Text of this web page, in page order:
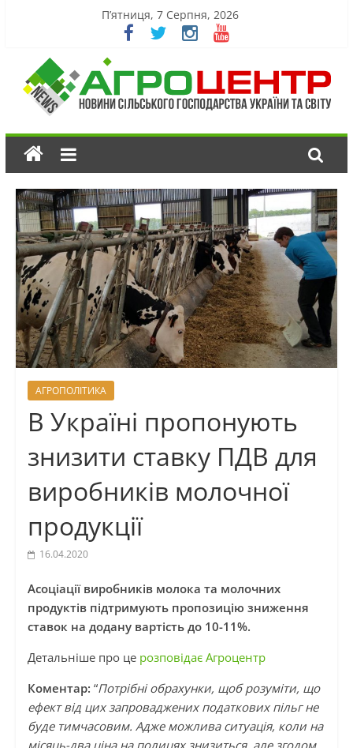
П’ятниця, 7 Серпня, 2026
АГРОПОЛІТИКА
В Україні пропонують
знизити ставку ПДВ для
виробників молочної
продукції
16.04.2020
Асоціації виробників молока та молочних
продуктів підтримують пропозицію зниження
ставок на додану вартість до 10-11%.
Детальніше про це розповідає Агроцентр
Коментар: “Потрібні обрахунки, щоб розуміти, що
ефект від цих запроваджених податкових пільг не
буде тимчасовим. Адже можлива ситуація, коли на